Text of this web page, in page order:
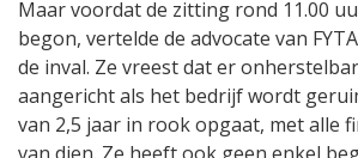
Maar voordat de zitting rond 11.00
begon, vertelde de advocate van
de inval. Ze vreest dat er
aangericht als het bedrijf wordt
van 2,5 jaar in rook opgaat, met alle